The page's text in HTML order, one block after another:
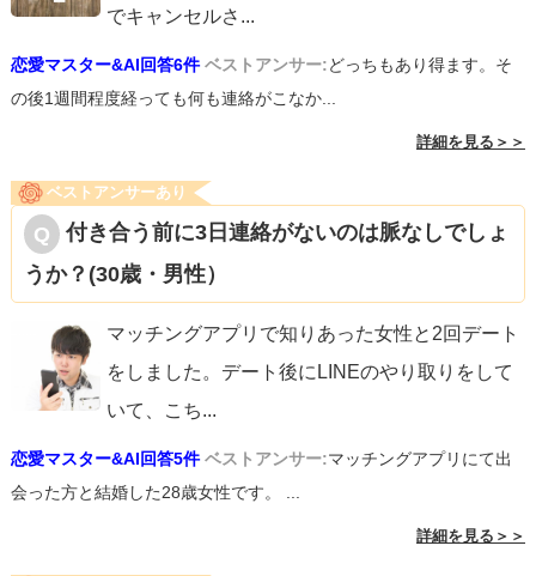
でキャンセルさ ...
恋愛マスター&AI回答6件 ベストアンサー:どっちもあり得ます。そ
の後1週間程度経っても何も連絡がこなか...
詳細を見る＞＞
ベストアンサーあり
付き合う前に3日連絡がないのは脈なしでしょ
うか？(30歳・男性）
マッチングアプリで知りあった女性と2回デート
をしました。デート後にLINEのやり取りをして
いて、こち...
恋愛マスター&AI回答5件 ベストアンサー:マッチングアプリにて出
会った方と結婚した28歳女性です。 ...
詳細を見る＞＞